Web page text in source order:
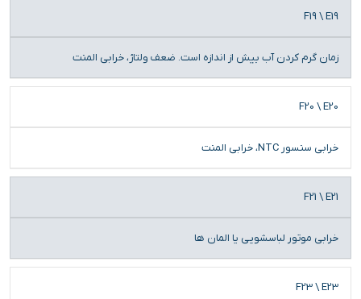
F19 \ E19
زمان گرم کردن آب بیش از اندازه است. ضعف ولتاژ، خرابی المنت
F20 \ E20
خرابی سنسور NTC، خرابی المنت
F21 \ E21
خرابی موتور لباسشویی یا المان ها
F23 \ E23